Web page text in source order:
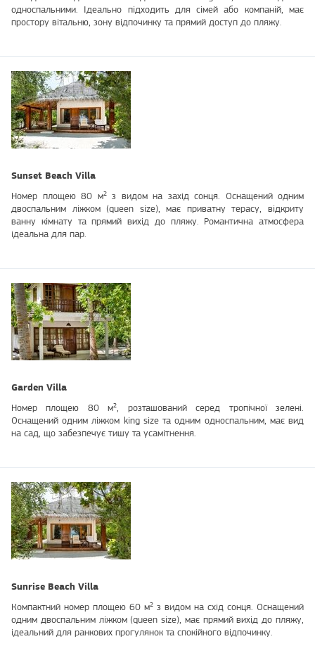
односпальними. Ідеально підходить для сімей або компаній, має
простору вітальню, зону відпочинку та прямий доступ до пляжу.
Sunset Beach Villa
Номер площею 80 м² з видом на захід сонця. Оснащений одним
двоспальним ліжком (queen size), має приватну терасу, відкриту
ванну кімнату та прямий вихід до пляжу. Романтична атмосфера
ідеальна для пар.
Garden Villa
Номер площею 80 м², розташований серед тропічної зелені.
Оснащений одним ліжком king size та одним односпальним, має вид
на сад, що забезпечує тишу та усамітнення.
Sunrise Beach Villa
Компактний номер площею 60 м² з видом на схід сонця. Оснащений
одним двоспальним ліжком (queen size), має прямий вихід до пляжу,
ідеальний для ранкових прогулянок та спокійного відпочинку.